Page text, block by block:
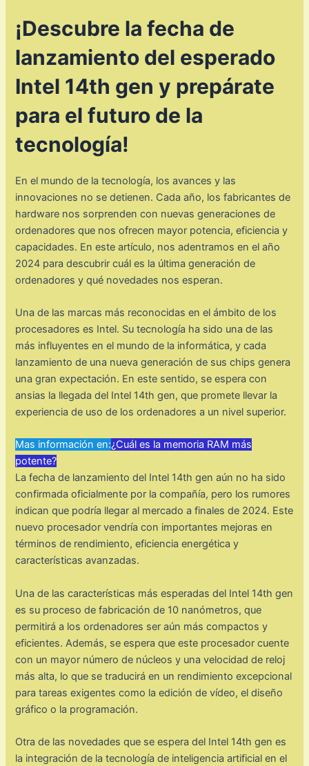
¡Descubre la fecha de
lanzamiento del esperado
Intel 14th gen y prepárate
para el futuro de la
tecnología!
En el mundo de la tecnología, los avances y las
innovaciones no se detienen. Cada año, los fabricantes de
hardware nos sorprenden con nuevas generaciones de
ordenadores que nos ofrecen mayor potencia, eficiencia y
capacidades. En este artículo, nos adentramos en el año
2024 para descubrir cuál es la última generación de
ordenadores y qué novedades nos esperan.
Una de las marcas más reconocidas en el ámbito de los
procesadores es Intel. Su tecnología ha sido una de las
más influyentes en el mundo de la informática, y cada
lanzamiento de una nueva generación de sus chips genera
una gran expectación. En este sentido, se espera con
ansias la llegada del Intel 14th gen, que promete llevar la
experiencia de uso de los ordenadores a un nivel superior.
Mas información en:¿Cuál es la memoria RAM más
potente?
La fecha de lanzamiento del Intel 14th gen aún no ha sido
confirmada oficialmente por la compañía, pero los rumores
indican que podría llegar al mercado a finales de 2024. Este
nuevo procesador vendría con importantes mejoras en
términos de rendimiento, eficiencia energética y
características avanzadas.
Una de las características más esperadas del Intel 14th gen
es su proceso de fabricación de 10 nanómetros, que
permitirá a los ordenadores ser aún más compactos y
eficientes. Además, se espera que este procesador cuente
con un mayor número de núcleos y una velocidad de reloj
más alta, lo que se traducirá en un rendimiento excepcional
para tareas exigentes como la edición de vídeo, el diseño
gráfico o la programación.
Otra de las novedades que se espera del Intel 14th gen es
la integración de la tecnología de inteligencia artificial en el